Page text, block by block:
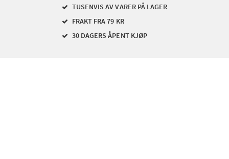
TUSENVIS AV VARER PÅ LAGER
FRAKT FRA 79 KR
30 DAGERS ÅPENT KJØP